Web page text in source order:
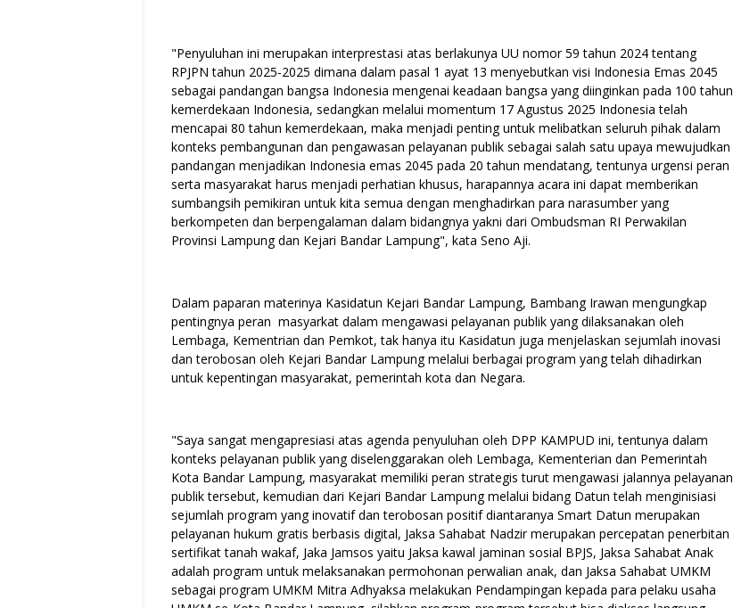
"Penyuluhan ini merupakan interprestasi atas berlakunya UU nomor 59 tahun 2024 tentang
RPJPN tahun 2025-2025 dimana dalam pasal 1 ayat 13 menyebutkan visi Indonesia Emas 2045
sebagai pandangan bangsa Indonesia mengenai keadaan bangsa yang diinginkan pada 100 tahun
kemerdekaan Indonesia, sedangkan melalui momentum 17 Agustus 2025 Indonesia telah
mencapai 80 tahun kemerdekaan, maka menjadi penting untuk melibatkan seluruh pihak dalam
konteks pembangunan dan pengawasan pelayanan publik sebagai salah satu upaya mewujudkan
pandangan menjadikan Indonesia emas 2045 pada 20 tahun mendatang, tentunya urgensi peran
serta masyarakat harus menjadi perhatian khusus, harapannya acara ini dapat memberikan
sumbangsih pemikiran untuk kita semua dengan menghadirkan para narasumber yang
berkompeten dan berpengalaman dalam bidangnya yakni dari Ombudsman RI Perwakilan
Provinsi Lampung dan Kejari Bandar Lampung", kata Seno Aji.
Dalam paparan materinya Kasidatun Kejari Bandar Lampung, Bambang Irawan mengungkap
pentingnya peran masyarkat dalam mengawasi pelayanan publik yang dilaksanakan oleh
Lembaga, Kementrian dan Pemkot, tak hanya itu Kasidatun juga menjelaskan sejumlah inovasi
dan terobosan oleh Kejari Bandar Lampung melalui berbagai program yang telah dihadirkan
untuk kepentingan masyarakat, pemerintah kota dan Negara.
"Saya sangat mengapresiasi atas agenda penyuluhan oleh DPP KAMPUD ini, tentunya dalam
konteks pelayanan publik yang diselenggarakan oleh Lembaga, Kementerian dan Pemerintah
Kota Bandar Lampung, masyarakat memiliki peran strategis turut mengawasi jalannya pelayanan
publik tersebut, kemudian dari Kejari Bandar Lampung melalui bidang Datun telah menginisiasi
sejumlah program yang inovatif dan terobosan positif diantaranya Smart Datun merupakan
pelayanan hukum gratis berbasis digital, Jaksa Sahabat Nadzir merupakan percepatan penerbitan
sertifikat tanah wakaf, Jaka Jamsos yaitu Jaksa kawal jaminan sosial BPJS, Jaksa Sahabat Anak
adalah program untuk melaksanakan permohonan perwalian anak, dan Jaksa Sahabat UMKM
sebagai program UMKM Mitra Adhyaksa melakukan Pendampingan kepada para pelaku usaha